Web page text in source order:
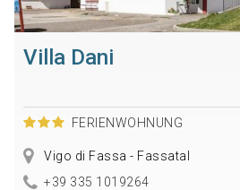
Villa Dani
FERIENWOHNUNG
Vigo di Fassa - Fassatal
+39 335 1019264